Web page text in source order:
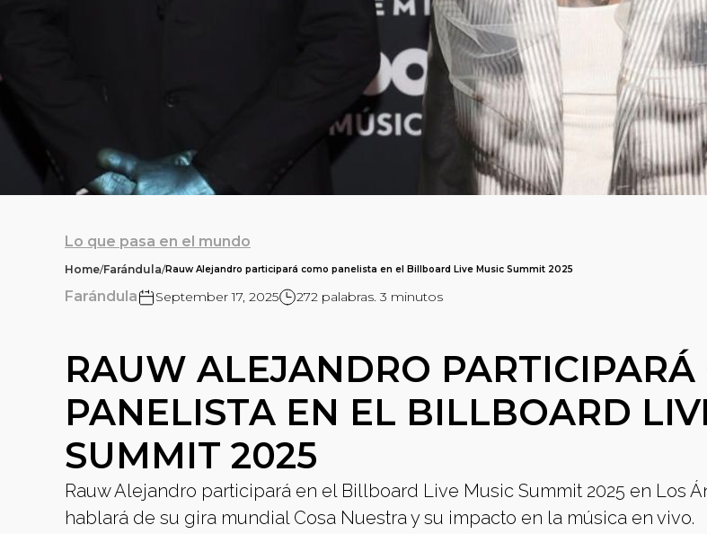
Lo que pasa en el mundo
Home/Farándula/Rauw Alejandro participará como panelista en el Billboard Live Music Summit 2025
Farándula September 17, 2025 272 palabras. 3 minutos
RAUW ALEJANDRO PARTICIPARÁ
PANELISTA EN EL BILLBOARD
SUMMIT 2025
Rauw Alejandro participará en el Billboard Live Music Summit 2025 en Los
hablará de su gira mundial Cosa Nuestra y su impacto en la música en vivo.